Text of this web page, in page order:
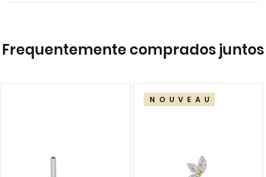
Frequentemente comprados juntos
NOUVEAU